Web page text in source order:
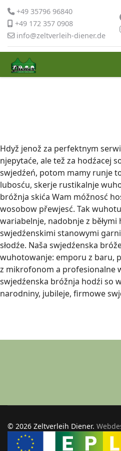
+49 35796 96840
+49 172 357 0908
info@zeltverleih-diener.de
Hdyž jenož za perfektnym
njepytaće, ale tež za hodźacej
swjedźeń, potom mamy runje
lubosću, skerje rustikalnje
bróžnja skića Wam móžnosć
wosobow přewjesć. Tak
wariabelnje, nadobnje z běłymi
swjedźenskimi stanowymi
słodźe. Naša swjedźenska
wuhotowanje: emporu z baru,
z mikrofonom a profesionalne
swjedźenska bróžnja hodźi so
narodniny, jubileje, firmowe
© 2026 Zeltverleih Diener.